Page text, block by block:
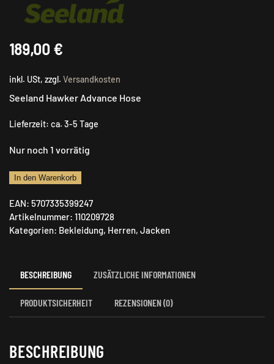
189,00 €
inkl. USt, zzgl. Versandkosten
Seeland Hawker Advance Hose
Lieferzeit: ca. 3-5 Tage
Nur noch 1 vorrätig
Seeland
Advance
Hose
Menge
In den Warenkorb
EAN: 5707335399247
Artikelnummer: 110209728
Kategorien: Bekleidung, Herren, Jacken
BESCHREIBUNG ZUSÄTZLICHE INFORMATIONEN
PRODUKTSICHERHEIT REZENSIONEN (0)
BESCHREIBUNG